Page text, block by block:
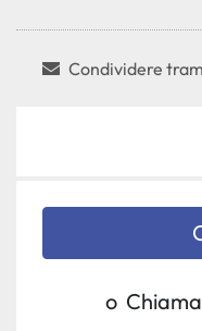
Condividere
o Chiama